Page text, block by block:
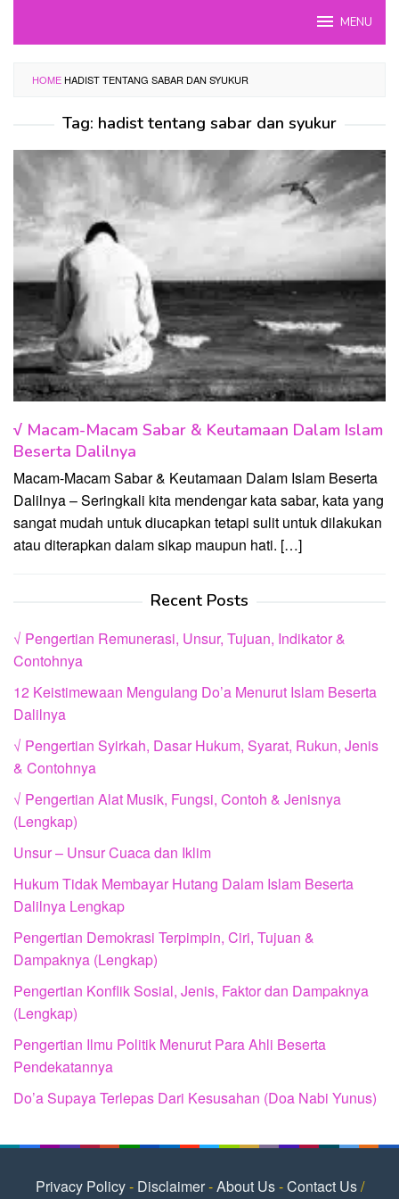
MENU
HOME HADIST TENTANG SABAR DAN SYUKUR
Tag: hadist tentang sabar dan syukur
√ Macam-Macam Sabar & Keutamaan Dalam Islam
Beserta Dalilnya
Macam-Macam Sabar & Keutamaan Dalam Islam Beserta
Dalilnya – Seringkali kita mendengar kata sabar, kata yang
sangat mudah untuk diucapkan tetapi sulit untuk dilakukan
atau diterapkan dalam sikap maupun hati. […]
Recent Posts
√ Pengertian Remunerasi, Unsur, Tujuan, Indikator &
Contohnya
12 Keistimewaan Mengulang Do’a Menurut Islam Beserta
Dalilnya
√ Pengertian Syirkah, Dasar Hukum, Syarat, Rukun, Jenis
& Contohnya
√ Pengertian Alat Musik, Fungsi, Contoh & Jenisnya
(Lengkap)
Unsur – Unsur Cuaca dan Iklim
Hukum Tidak Membayar Hutang Dalam Islam Beserta
Dalilnya Lengkap
Pengertian Demokrasi Terpimpin, Ciri, Tujuan &
Dampaknya (Lengkap)
Pengertian Konflik Sosial, Jenis, Faktor dan Dampaknya
(Lengkap)
Pengertian Ilmu Politik Menurut Para Ahli Beserta
Pendekatannya
Do’a Supaya Terlepas Dari Kesusahan (Doa Nabi Yunus)
Privacy Policy- Disclaimer-About Us-Contact Us/